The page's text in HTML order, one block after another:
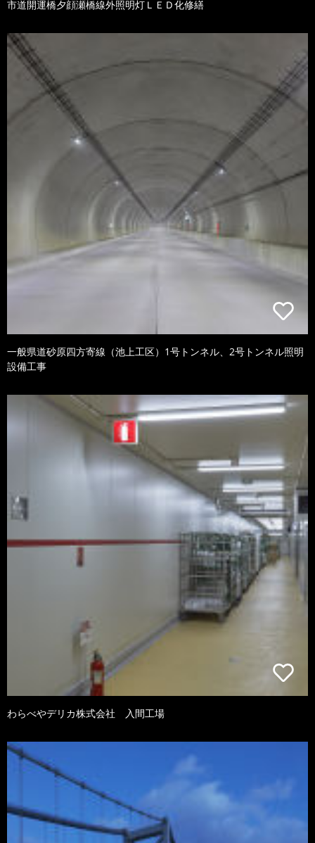
市道開運橋夕顔瀬橋線外照明灯ＬＥＤ化修繕
一般県道砂原四方寄線（池上工区）1号トンネル、2号トンネル照明
設備工事
わらべやデリカ株式会社 入間工場